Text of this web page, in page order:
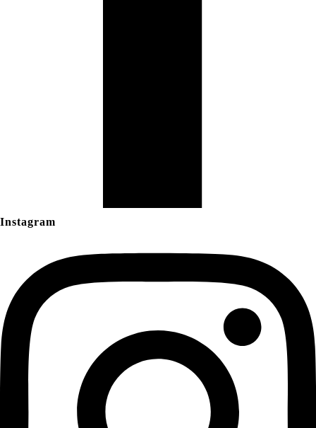
Instagram